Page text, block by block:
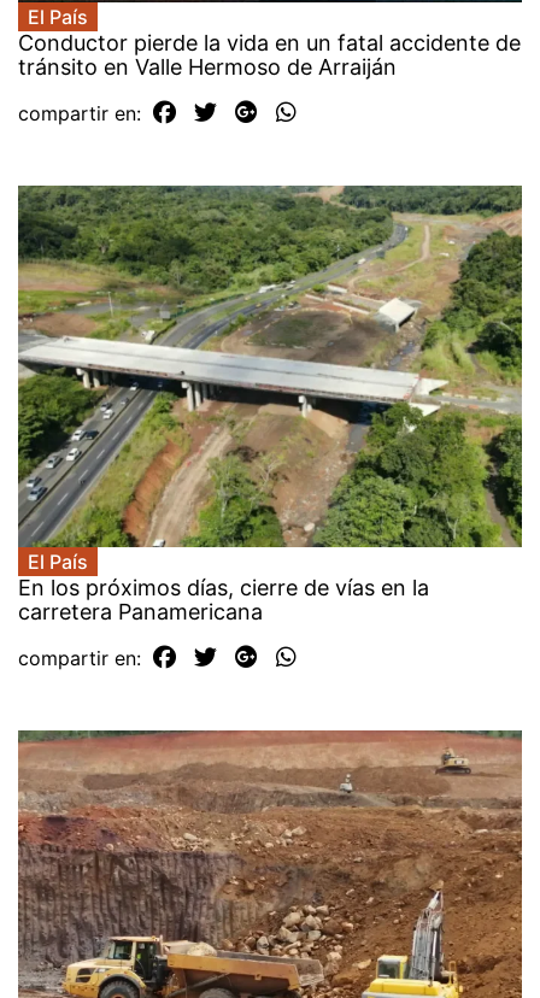
El País
Conductor pierde la vida en un fatal accidente de
tránsito en Valle Hermoso de Arraiján
compartir en:
El País
En los próximos días, cierre de vías en la
carretera Panamericana
compartir en: